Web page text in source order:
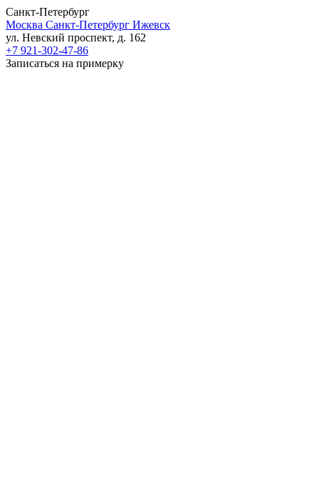
Санкт-Петербург
Москва Санкт-Петербург Ижевск
ул. Невский проспект, д. 162
+7 921-302-47-86
Записаться на примерку